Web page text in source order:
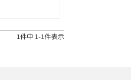
1件中 1-1件表示